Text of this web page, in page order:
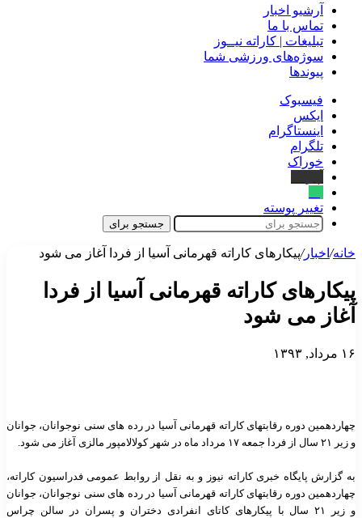
آرشیو اخبار
تماس‌ با‌ ما
تبلیغات | کاراته نیــوز
سوژه‌های ورزشی شما
پیوندها
فیسبوک
ایکس
اینستاگرام
تلگرام
خوراک
تغییر پوسته
جستجو برای
خانه/ اخبار/پیکارهای کاراته قهرمانی آسیا از فردا آغاز می شود
پیکارهای کاراته قهرمانی آسیا از فردا
آغاز می شود
۱۶ مرداد, ۱۳۹۳
چهاردهمین دوره رقابتهای کاراته قهرمانی آسیا در رده های سنی نوجوانان، جوانان
و زیر ۲۱ سال از فردا جمعه ۱۷ مرداد ماه در شهر کولالامپور مالزی آغاز می شود.
به گزارش پایگاه خبری کاراته نیوز و به نقل از روابط عمومیفدراسیون کاراته،
چهاردهمین دوره رقابتهای کاراته قهرمانی آسیا در رده های سنی نوجوانان، جوانان
و زیر ۲۱ سال با پیکارهای کاتای انفرادی دختران و پسران در سالن چراس